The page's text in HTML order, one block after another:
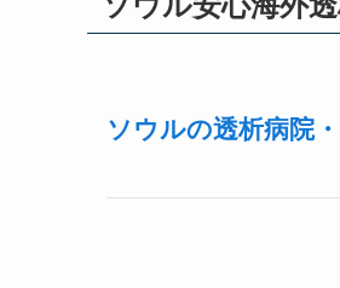
ソウルの透析病院